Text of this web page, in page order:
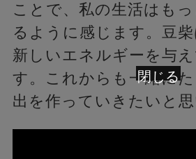
ことで、私の生活はも
るように感じます。豆
新しいエネルギーを与
す。これからも一緒に
出を作っていきたいと思
閉じる